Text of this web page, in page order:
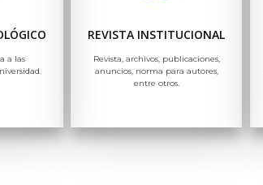
a las
REVISTA INSTITUCIONAL
Revista, archivos, publicaciones,
anuncios, norma para autores,
entre otros.